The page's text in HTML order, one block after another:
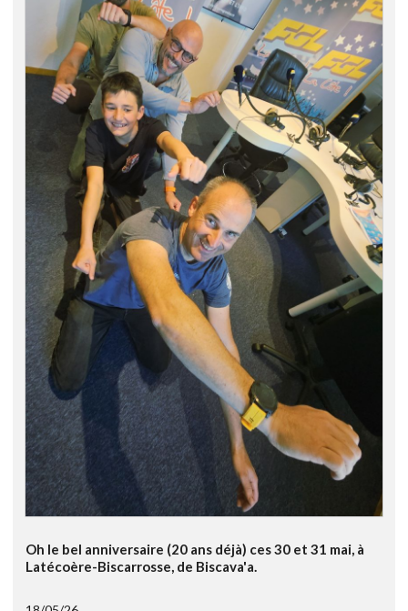
Oh le bel anniversaire (20 ans déjà) ces 30 et 31 mai, à
Latécoère-Biscarrosse, de Biscava'a.